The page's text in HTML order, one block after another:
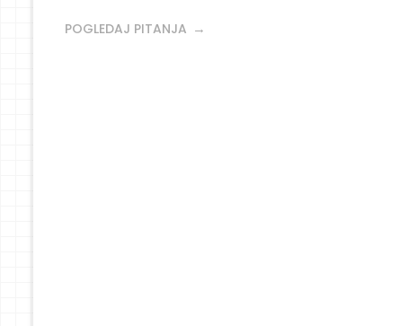
POGLEDAJ PITANJA